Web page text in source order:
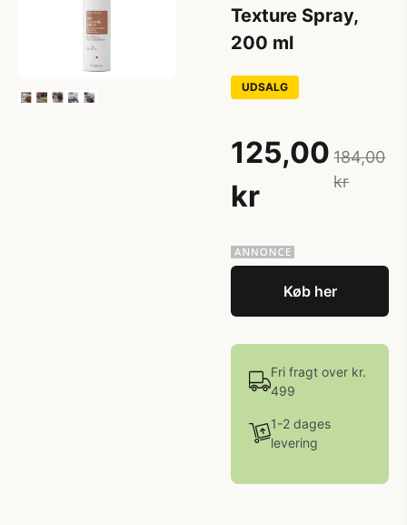
Texture Spray,
200 ml
UDSALG
125,00
kr
184,00
kr
Køb her
Fri fragt over kr.
499
1-2 dages
levering